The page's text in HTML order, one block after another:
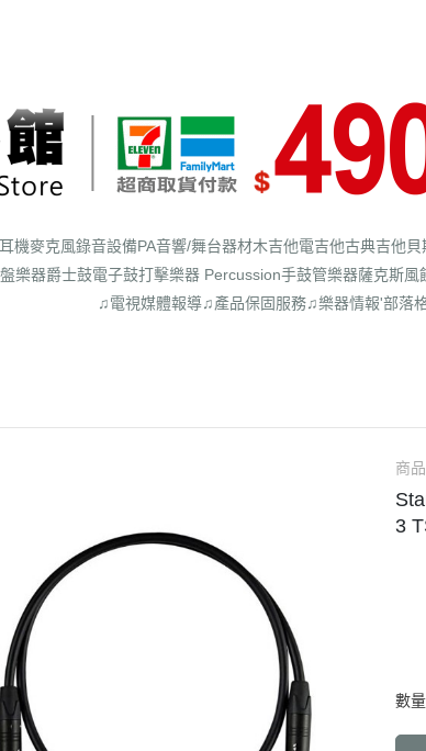
機麥克風錄音設備PA音響/舞台器材木吉他電吉他古典吉他貝
樂器爵士鼓電子鼓打擊樂器 Percussion手鼓管樂器薩克斯風
♫電視媒體報導♫產品保固服務♫樂器情報'部落
商
3
數量